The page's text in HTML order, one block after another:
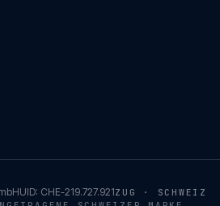
UID: CHE-219.727.921ZUG · SCHWEIZ